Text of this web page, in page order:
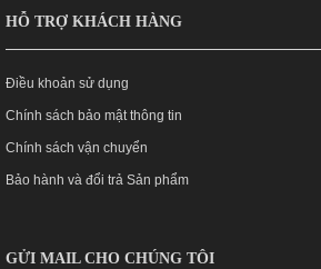
HỖ TRỢ KHÁCH HÀNG
Điều khoản sử dụng
Chính sách bảo mật thông tin
Chính sách vận chuyển
Bảo hành và đổi trả Sản phẩm
GỬI MAIL CHO CHÚNG TÔI